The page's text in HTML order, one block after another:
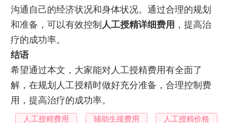
沟通自己的经济状况和身体状况。通过合理的规划
和准备，可以有效控制 人工授精详细费用 ，提高治
疗的成功率。
结语
希望通过本文，大家能对人工授精费用有全面了
解，在规划人工授精时做好充分准备，合理控制费
用，提高治疗的成功率。
人工授精费用 辅助生殖费用 人工授精价格